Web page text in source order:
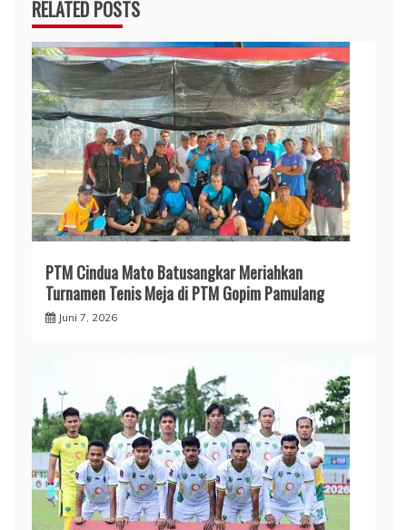
RELATED POSTS
PTM Cindua Mato Batusangkar Meriahkan
Turnamen Tenis Meja di PTM Gopim Pamulang
Juni 7, 2026